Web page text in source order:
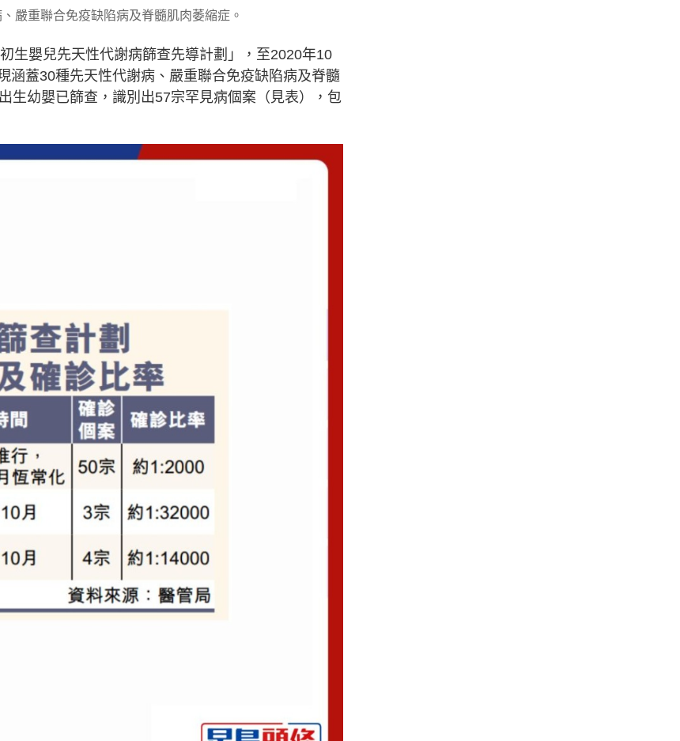
嚴重聯合免疫缺陷病及脊髓肌肉萎縮症。
生嬰兒先天性代謝病篩查先導計劃」，至2020年10
涵蓋30種先天性代謝病、嚴重聯合免疫缺陷病及脊髓
生幼嬰已篩查，識別出57宗罕見病個案（見表），包